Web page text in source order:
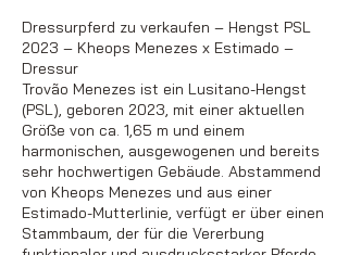
Dressurpferd zu verkaufen – Hengst PSL
2023 – Kheops Menezes x Estimado –
Dressur
Trovão Menezes ist ein Lusitano-Hengst
(PSL), geboren 2023, mit einer aktuellen
Größe von ca. 1,65 m und einem
harmonischen, ausgewogenen und bereits
sehr hochwertigen Gebäude. Abstammend
von Kheops Menezes und aus einer
Estimado-Mutterlinie, verfügt er über einen
Stammbaum, der für die Vererbung